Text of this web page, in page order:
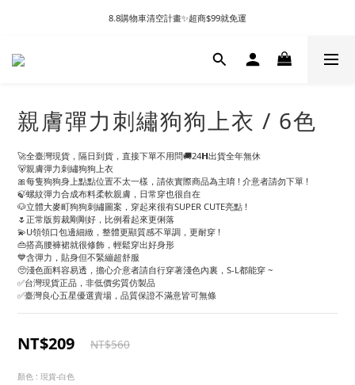
8.8購物車清空計畫✨超商$99就免運
親膚彈力刺繡狗狗上衣 / 6色
🚀全臺灣現貨，隔日到貨，直接下單不用問🚚24𝗛出貨全年無休
🐻親膚彈力刺繡狗狗上衣
🎀每隻狗狗身上點點位置不太一樣，請依實際商品為主唷 ! 介意者請勿下單 !
🍃螺紋彈力合成布料柔軟親膚，日常穿也很自在
🐶立體大麥町狗狗刺繡圖案，穿起來很有SUPER CUTE亮點 !
🌷正常版剪裁剛剛好，比例看起來更俐落
💫U領領口包邊細緻，整體更顯質感不單調，更耐穿 !
👜搭高腰褲裙就很修飾，輕鬆穿出好身形
💙含彈力，貼身但不緊繃超舒服
🥺淺色面料容易透，擔心介意者請自行穿著淺色內裏，S-L都能穿 ~
✅台灣現貨正品，非低價劣質仿製品
✅臺灣良心五星優選賣場，品質保證不滿意皆可無條
NT$209 NT$560
顏色 : 現貨-白色